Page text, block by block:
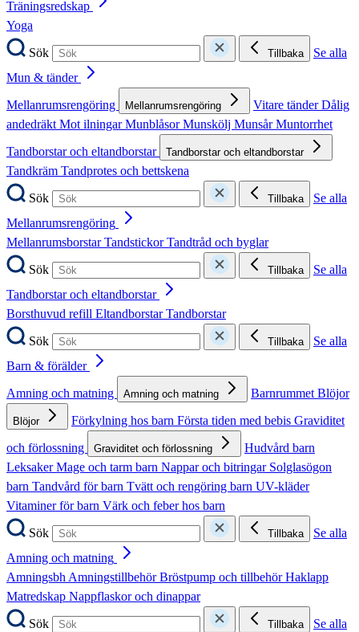
Träningsredskap
Yoga
Sök
Tillbaka
Se alla
Mun & tänder
Mellanrumsrengöring
Mellanrumsrengöring Vitare tänderDålig
andedräktMot ilningarMunblåsorMunskölj MunsårMuntorrhet
Tandborstar och eltandborstar
Tandborstar och eltandborstar
Tandkräm Tandprotes och bettskena
Sök
Tillbaka
Se alla
Mellanrumsrengöring
MellanrumsborstarTandstickorTandtråd och byglar
Sök
Tillbaka
Se alla
Tandborstar och eltandborstar
Borsthuvud refill EltandborstarTandborstar
Sök
Tillbaka
Se alla
Barn & förälder
Amning och matning
Amning och matning BarnrummetBlöjor
Blöjor Förkylning hos barn Första tiden med bebis Graviditet
och förlossning
Graviditet och förlossning
Hudvård barn
LeksakerMage och tarm barn Nappar och bitringar Solglasögon
barn Tandvård för barn Tvätt och rengöring barn UV-kläder
Vitaminer för barn Värk och feber hos barn
Sök
Tillbaka
Se alla
Amning och matning
AmningsbhAmningstillbehörBröstpump och tillbehörHaklapp
Matredskap Nappflaskor och dinappar
Sök
Tillbaka
Se alla